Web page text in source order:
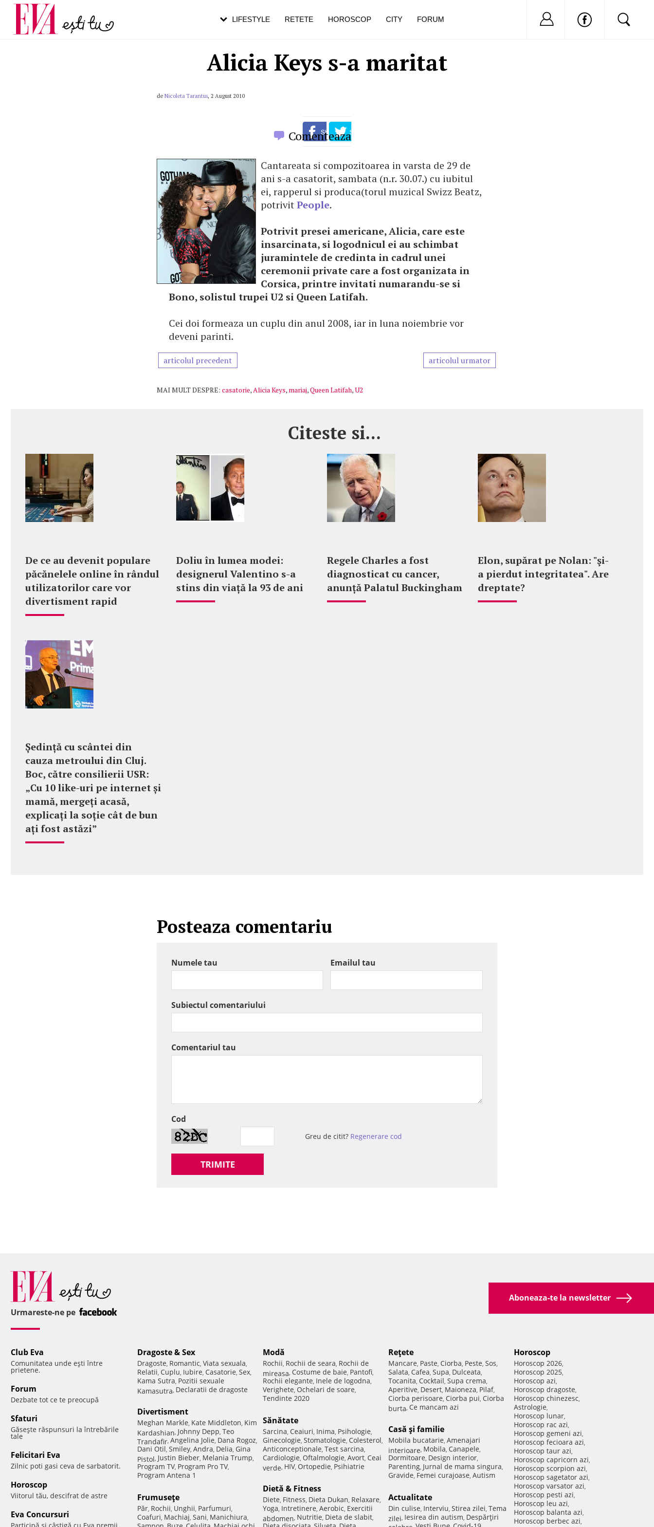
Alicia Keys s-a maritat
de Nicoleta Tarantus, 2 August 2010
Comenteaza
Cantareata si compozitoarea in varsta de 29 de
ani s-a casatorit, sambata (n.r. 30.07.) cu iubitul
ei, rapperul si produca(torul muzical Swizz Beatz,
potrivitPeople.
Potrivit presei americane, Alicia, care este
insarcinata, si logodnicul ei au schimbat
juramintele de credinta in cadrul unei
ceremonii private care a fost organizata in
Corsica, printre invitati numarandu-se si
Bono, solistul trupei U2 si Queen Latifah.
Cei doi formeaza un cuplu din anul 2008, iar in luna noiembrie vor
deveni parinti.
articolul precedent articolul urmator
MAI MULT DESPRE: casatorie,Alicia Keys, mariaj,Queen Latifah,U2
Citeste si...
De ce au devenit populare
păcănelele online în rândul
utilizatorilor care vor
divertisment rapid
Doliu în lumea modei:
designerul Valentino s-a
stins din viață la 93 de ani
Regele Charles a fost
diagnosticat cu cancer,
anunță Palatul Buckingham
Elon, supărat pe Nolan: "şi-
a pierdut integritatea". Are
dreptate?
Ședință cu scântei din
cauza metroului din Cluj.
Boc, către consilierii USR:
„Cu 10 like-uri pe internet și
mamă, mergeți acasă,
explicați la soție cât de bun
ați fost astăzi”
Posteaza comentariu
Numele tau Emailul tau
Subiectul comentariului
Comentariul tau
Cod
Greu de citit? Regenerare cod
TRIMITE
LIFESTYLE RETETE HOROSCOP CITY FORUM Nu ai cont?
Carieră
Actualitate
pe măsură ce înaintezi în vârstă
Aboneaza-te la newsletter
Urmareste-ne pe
Club Eva
Comunitatea unde eşti între
prietene.
Forum
Dezbate tot ce te preocupă
Sfaturi
Găseşte răspunsuri la întrebările
tale
Felicitari Eva
Zilnic poti gasi ceva de sarbatorit.
Horoscop
Viitorul tău, descifrat de astre
Eva Concursuri
Dragoste & Sex
Dragoste, Romantic, Viata sexuala,
Relatii, Cuplu, Iubire, Casatorie, Sex,
Kama Sutra, Pozitii sexuale
Kamasutra, Declaratii de dragoste
Divertisment
Meghan Markle, Kate Middleton, Kim
Kardashian, Johnny Depp, Teo
Trandafir, Angelina Jolie, Dana Rogoz,
Dani Otil, Smiley, Andra, Delia, Gina
Pistol, Justin Bieber, Melania Trump,
Program TV, Program Pro TV,
Program Antena 1
Frumuseţe
Păr, Rochii, Unghii, Parfumuri,
Coafuri, Machiaj, Sani, Manichiura,
Modă
Rochii, Rochii de seara, Rochii de
mireasa, Costume de baie, Pantofi,
Rochii elegante, Inele de logodna,
Verighete, Ochelari de soare,
Tendinte 2020
Sănătate
Sarcina, Ceaiuri, Inima, Psihologie,
Ginecologie, Stomatologie, Colesterol,
Anticonceptionale, Test sarcina,
Cardiologie, Oftalmologie, Avort, Ceai
verde, HIV, Ortopedie, Psihiatrie
Dietă & Fitness
Diete, Fitness, Dieta Dukan, Relaxare,
Yoga, Intretinere, Aerobic, Exercitii
abdomen, Nutritie, Dieta de slabit,
Reţete
Mancare, Paste, Ciorba, Peste, Sos,
Salata, Cafea, Supa, Dulceata,
Tocanita, Cocktail, Supa crema,
Aperitive, Desert, Maioneza, Pilaf,
Ciorba perisoare, Ciorba pui, Ciorba
burta, Ce mancam azi
Casă şi familie
Mobila bucatarie, Amenajari
interioare, Mobila, Canapele,
Dormitoare, Design interior,
Parenting, Jurnal de mama singura,
Gravide, Femei curajoase, Autism
Actualitate
Din culise, Interviu, Stirea zilei, Tema
zilei, Iesirea din autism, Despărţiri
Horoscop
Horoscop 2026,
Horoscop 2025,
Horoscop azi,
Horoscop dragoste,
Horoscop chinezesc,
Astrologie,
Horoscop lunar,
Horoscop rac azi,
Horoscop gemeni azi,
Horoscop fecioara azi,
Horoscop taur azi,
Horoscop capricorn azi,
Horoscop scorpion azi,
Horoscop sagetator azi,
Horoscop varsator azi,
Horoscop pesti azi,
Horoscop leu azi,
Horoscop balanta azi,
Horoscop berbec azi,